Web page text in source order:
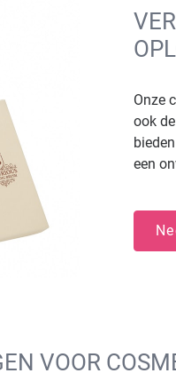
Onze
ook
een
VOOR